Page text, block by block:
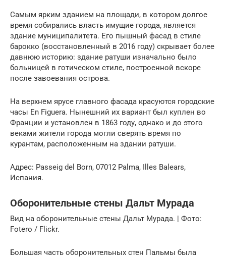
Самым ярким зданием на площади, в котором долгое
время собирались власть имущие города, является
здание муниципалитета. Его пышный фасад в стиле
барокко (восстановленный в 2016 году) скрывает более
давнюю историю: здание ратуши изначально было
больницей в готическом стиле, построенной вскоре
после завоевания острова.
На верхнем ярусе главного фасада красуются городские
часы En Figuera. Нынешний их вариант был куплен во
Франции и установлен в 1863 году, однако и до этого
веками жители города могли сверять время по
курантам, расположенным на здании ратуши.
Адрес: Passeig del Born, 07012 Palma, Illes Balears,
Испания.
Оборонительные стены Дальт Мурада
Вид на оборонительные стены Дальт Мурада. | Фото:
Fotero / Flickr.
Большая часть оборонительных стен Пальмы была